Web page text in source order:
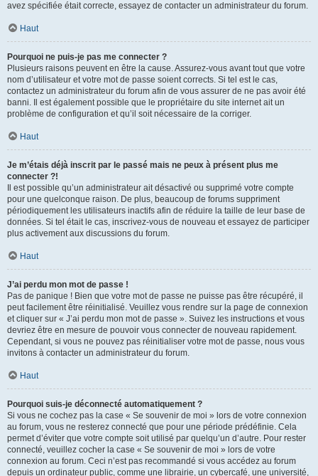
avez spécifiée était correcte, essayez de contacter un administrateur du forum.
Haut
Pourquoi ne puis-je pas me connecter ?
Plusieurs raisons peuvent en être la cause. Assurez-vous avant tout que votre
nom d’utilisateur et votre mot de passe soient corrects. Si tel est le cas,
contactez un administrateur du forum afin de vous assurer de ne pas avoir été
banni. Il est également possible que le propriétaire du site internet ait un
problème de configuration et qu’il soit nécessaire de la corriger.
Haut
Je m’étais déjà inscrit par le passé mais ne peux à présent plus me
connecter ?!
Il est possible qu’un administrateur ait désactivé ou supprimé votre compte
pour une quelconque raison. De plus, beaucoup de forums suppriment
périodiquement les utilisateurs inactifs afin de réduire la taille de leur base de
données. Si tel était le cas, inscrivez-vous de nouveau et essayez de participer
plus activement aux discussions du forum.
Haut
J’ai perdu mon mot de passe !
Pas de panique ! Bien que votre mot de passe ne puisse pas être récupéré, il
peut facilement être réinitialisé. Veuillez vous rendre sur la page de connexion
et cliquer sur « J’ai perdu mon mot de passe ». Suivez les instructions et vous
devriez être en mesure de pouvoir vous connecter de nouveau rapidement.
Cependant, si vous ne pouvez pas réinitialiser votre mot de passe, nous vous
invitons à contacter un administrateur du forum.
Haut
Pourquoi suis-je déconnecté automatiquement ?
Si vous ne cochez pas la case « Se souvenir de moi » lors de votre connexion
au forum, vous ne resterez connecté que pour une période prédéfinie. Cela
permet d’éviter que votre compte soit utilisé par quelqu’un d’autre. Pour rester
connecté, veuillez cocher la case « Se souvenir de moi » lors de votre
connexion au forum. Ceci n’est pas recommandé si vous accédez au forum
depuis un ordinateur public, comme une librairie, un cybercafé, une université,